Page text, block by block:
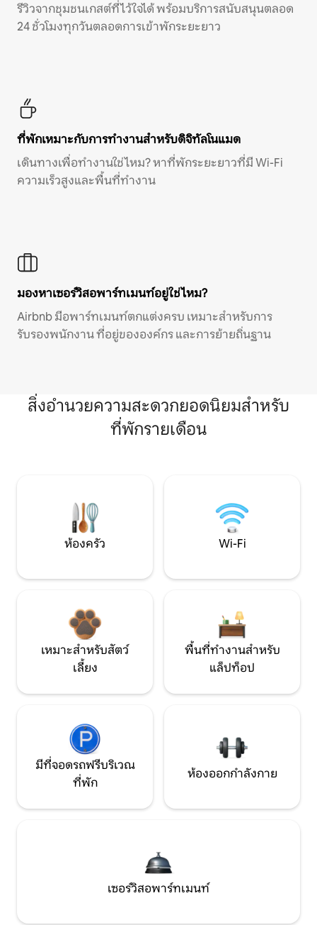
รีวิวจากชุมชนเกสต์ที่ไว้ใจได้ พร้อมบริการสนับสนุนตลอด
24 ชั่วโมงทุกวันตลอดการเข้าพักระยะยาว
ที่พักเหมาะกับการทำงานสำหรับดิจิทัลโนแมด
เดินทางเพื่อทำงานใช่ไหม? หาที่พักระยะยาวที่มี Wi-Fi
ความเร็วสูงและพื้นที่ทำงาน
มองหาเซอร์วิสอพาร์ทเมนท์อยู่ใช่ไหม?
Airbnb มีอพาร์ทเมนท์ตกแต่งครบ เหมาะสำหรับการ
รับรองพนักงาน ที่อยู่ขององค์กร และการย้ายถิ่นฐาน
สิ่งอำนวยความสะดวกยอดนิยมสำหรับ
ที่พักรายเดือน
ห้องครัว Wi-Fi
เหมาะสำหรับสัตว์
เลี้ยง
พื้นที่ทำงานสำหรับ
แล็ปท็อป
มีที่จอดรถฟรีบริเวณ
ที่พัก
ห้องออกกำลังกาย
เซอร์วิสอพาร์ทเมนท์